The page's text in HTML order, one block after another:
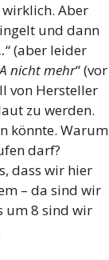
Aber
und dann
“ (aber leider
nicht mehr“ (vor
von Hersteller
zu werden.
könnte. Warum
darf?
dass wir hier
– da sind wir
um 8 sind wir